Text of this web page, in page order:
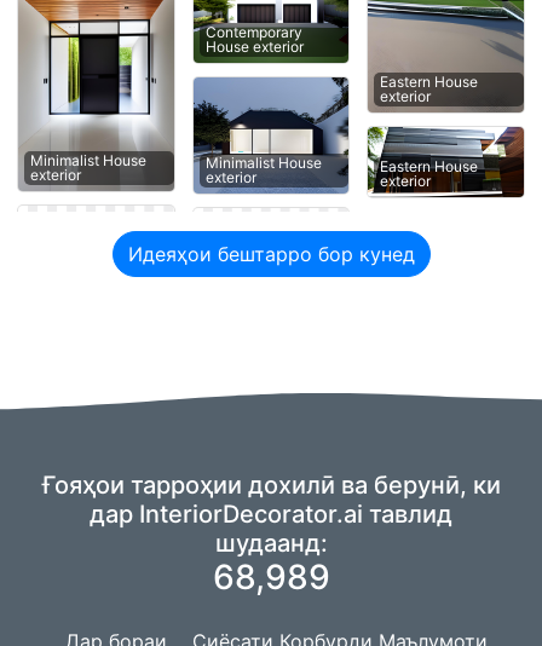
Minimalist House
exterior
Contemporary
House exterior
Minimalist House
exterior
Eastern House
exterior
Eastern House
exterior
Идеяҳои бештарро бор кунед
Ғояҳои тарроҳии дохилӣ ва берунӣ, ки
дар InteriorDecorator.ai тавлид
шудаанд:
68,989